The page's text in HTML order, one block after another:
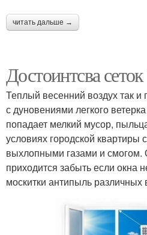
читать дальше →
Достоинтсва
Теплый весенний воздух так
с дуновениями легкого
попадает мелкий мусор,
условиях городской квартиры
выхлопными газами и смогом.
приходится забыть если
москитки антипыль различных